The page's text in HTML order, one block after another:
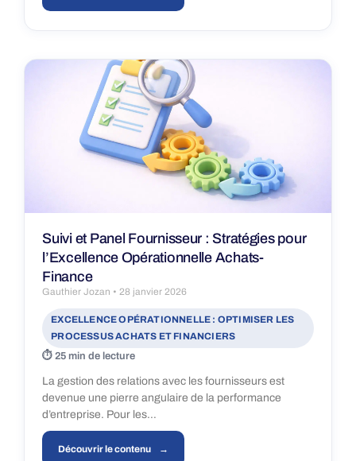
Suivi et Panel Fournisseur : Stratégies pour
l’Excellence Opérationnelle Achats-
Finance
Gauthier Jozan 28 janvier 2026
EXCELLENCE OPÉRATIONNELLE : OPTIMISER LES
PROCESSUS ACHATS ET FINANCIERS
25 min de lecture
La gestion des relations avec les fournisseurs est
devenue une pierre angulaire de la performance
d’entreprise. Pour les…
Découvrir le contenu